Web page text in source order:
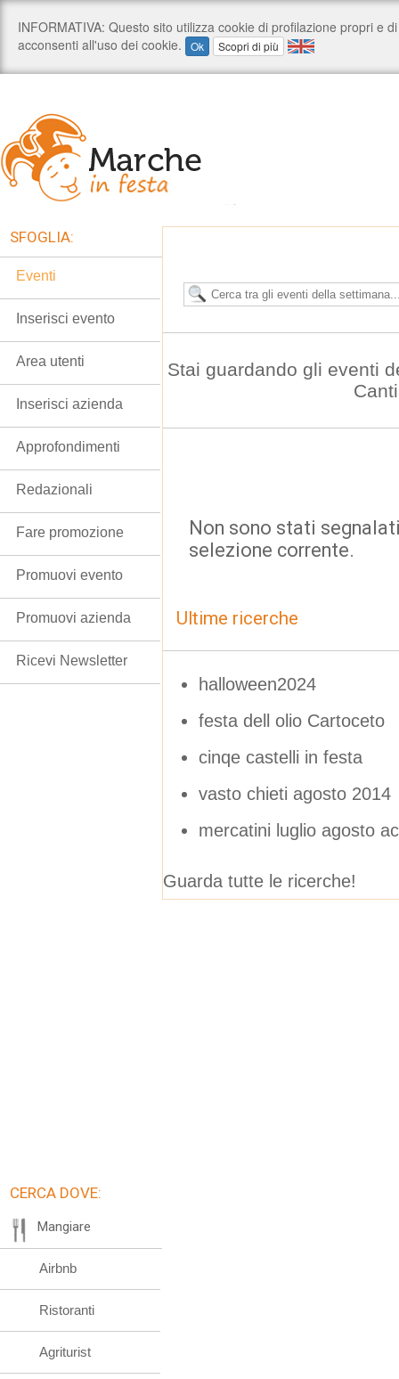
Stai guardando gli eventi
Non sono stati
selezione corrente.
Ultime ricerche
halloween2024
festa dell olio Cartoceto
cinqe castelli in festa
vasto chieti agosto 2014
mercatini luglio agosto
Guarda tutte le ricerche!
SFOGLIA:
Eventi
Inserisci evento
Area utenti
Inserisci azienda
Approfondimenti
Redazionali
Fare promozione
Promuovi evento
Promuovi azienda
Ricevi Newsletter
CERCA DOVE:
Mangiare
Airbnb
Ristoranti
Agriturist